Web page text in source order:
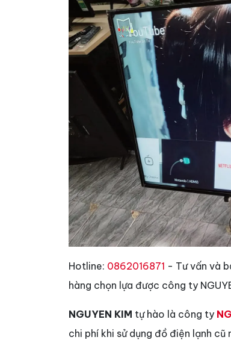
Hotline: 0862016871 - Tư vấn và
hàng chọn lựa được công ty
NGUYEN KIM tự hào là công ty
chi phí khi sử dụng đồ điện lạnh